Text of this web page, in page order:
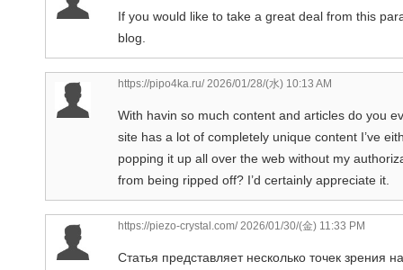
If you would like to take a great deal from this
blog.
https://pipo4ka.ru/2026/01/28/(水) 10:13 AM
With havin so much content and articles do you
site has a lot of completely unique content I’ve
popping it up all over the web without my
from being ripped off? I’d certainly appreciate it.
https://piezo-crystal.com/2026/01/30/(金) 11:33 PM
Статья представляет несколько точек зрения